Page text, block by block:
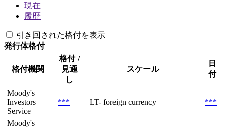
現在
履歴
引き回された格付を表示
発行体格付
格付機関
格付 /
見通
し
スケール
日
付
Moody's
Investors
Service
*** LT- foreign currency ***
Moody's